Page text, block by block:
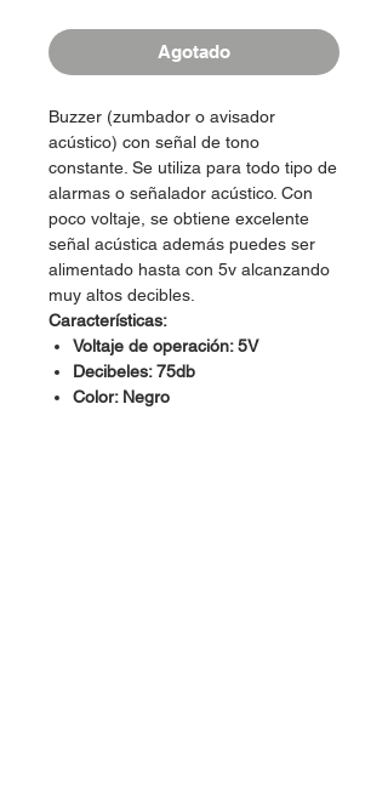
Agotado
Buzzer (zumbador o avisador
acústico) con señal de tono
constante. Se utiliza para todo tipo de
alarmas o señalador acústico. Con
poco voltaje, se obtiene excelente
señal acústica además puedes ser
alimentado hasta con 5v alcanzando
muy altos decibles.
Características:
Voltaje de operación: 5V
Decibeles: 75db
Color: Negro